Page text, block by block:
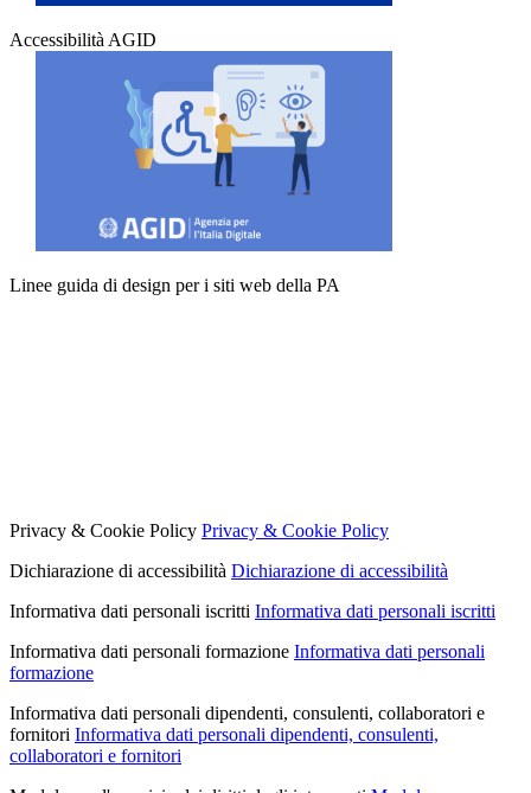
Accessibilità AGID
Linee guida di design per i siti web della PA
Privacy & Cookie Policy Privacy & Cookie Policy
Dichiarazione di accessibilità Dichiarazione di accessibilità
Informativa dati personali iscritti Informativa dati personali iscritti
Informativa dati personali formazione Informativa dati personali
formazione
Informativa dati personali dipendenti, consulenti, collaboratori e
fornitori Informativa dati personali dipendenti, consulenti,
collaboratori e fornitori